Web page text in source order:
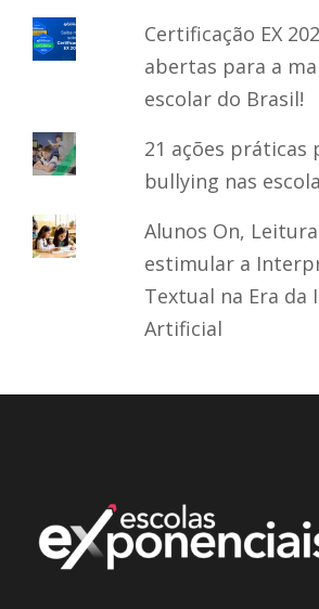
Certificação EX
abertas para a
escolar do Brasil!
21 ações práticas
bullying nas
Alunos On,
estimular a
Textual na Era da
Artificial